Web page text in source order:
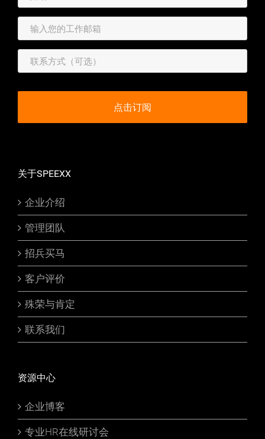
关于SPEEXX
企业介绍
管理团队
招兵买马
客户评价
殊荣与肯定
联系我们
资源中心
企业博客
专业HR在线研讨会